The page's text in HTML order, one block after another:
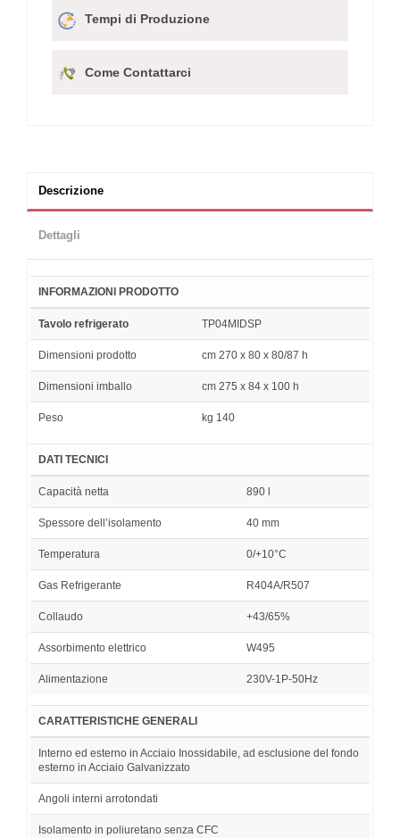
Tempi di Produzione
Come Contattarci
Descrizione
Dettagli
INFORMAZIONI PRODOTTO
Tavolo refrigerato TP04MIDSP
Dimensioni prodotto cm 270 x 80 x 80/87 h
Dimensioni imballo cm 275 x 84 x 100 h
Peso kg 140
DATI TECNICI
Capacità netta 890 l
Spessore dell’isolamento 40 mm
Temperatura 0/+10°C
Gas Refrigerante R404A/R507
Collaudo +43/65%
Assorbimento elettrico W495
Alimentazione 230V-1P-50Hz
CARATTERISTICHE GENERALI
Interno ed esterno in Acciaio Inossidabile, ad esclusione del fondo
esterno in Acciaio Galvanizzato
Angoli interni arrotondati
Isolamento in poliuretano senza CFC